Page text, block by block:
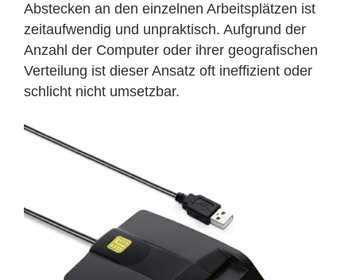
Abstecken an den einzelnen Arbeitsplätzen ist
zeitaufwendig und unpraktisch. Aufgrund der
Anzahl der Computer oder ihrer geografischen
Verteilung ist dieser Ansatz oft ineffizient oder
schlicht nicht umsetzbar.